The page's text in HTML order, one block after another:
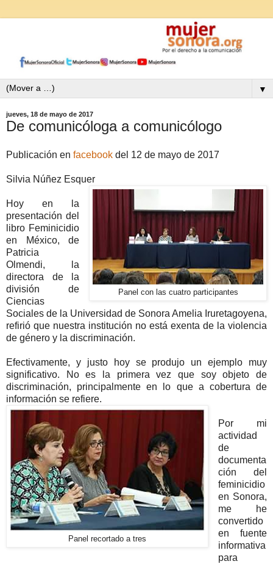
▼
jueves, 18 de mayo de 2017
De comunicóloga a comunicólogo
Publicación en facebook del 12 de mayo de 2017
Silvia Núñez Esquer
Panel con las cuatro participantes
Hoy en la
presentación del
libro Feminicidio
en México, de
Patricia
Olmendi, la
directora de la
división de
Ciencias
Sociales de la Universidad de Sonora Amelia Iruretagoyena,
refirió que nuestra institución no está exenta de la violencia
de género y la discriminación.
Efectivamente, y justo hoy se produjo un ejemplo muy
significativo. No es la primera vez que soy objeto de
discriminación, principalmente en lo que a cobertura de
información se refiere.
Panel recortado a tres
Por mi
actividad
de
documenta
ción del
feminicidio
en Sonora,
me he
convertido
en fuente
informativa
para